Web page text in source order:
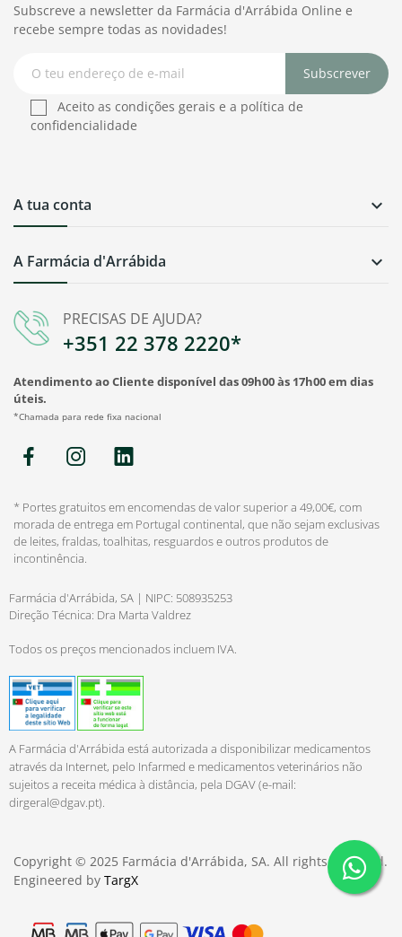
PRECISAS DE AJUDA?
+351 22 378 2220*
Atendimento ao Cliente disponível das 09h00 às 17h00 em dias
úteis.
*Chamada para rede fixa nacional
A Farmácia d'Arrábida 
A tua conta 
Subscreve a newsletter da Farmácia d'Arrábida Online e
recebe sempre todas as novidades!
Subscrever
Aceito as condições gerais e a política de
confidencialidade
* Portes gratuitos em encomendas de valor superior a 49,00€, com
morada de entrega em Portugal continental, que não sejam exclusivas
de leites, fraldas, toalhitas, resguardos e outros produtos de
incontinência.
Farmácia d'Arrábida, SA | NIPC: 508935253
Direção Técnica: Dra Marta Valdrez
Todos os preços mencionados incluem IVA.
A Farmácia d'Arrábida está autorizada a disponibilizar medicamentos
através da Internet, pelo Infarmed e medicamentos veterinários não
sujeitos a receita médica à distância, pela DGAV (e-mail:
dirgeral@dgav.pt).
Copyright © 2025 Farmácia d'Arrábida, SA. All rights reserved.
Engineered by TargX